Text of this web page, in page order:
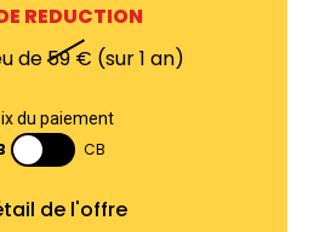
REDUCTION
de59€ (sur 1 an)
du paiement
CB
de l'offre